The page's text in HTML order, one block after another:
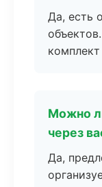
Да, есть
Можно
через
Да,